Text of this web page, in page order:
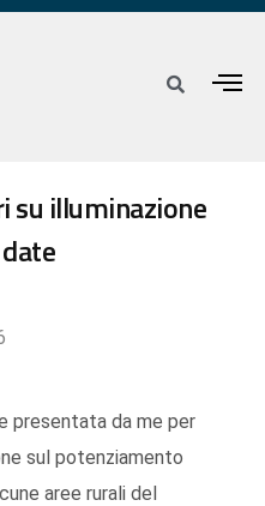
su illuminazione
presentata da me per
sul potenziamento
aree rurali del